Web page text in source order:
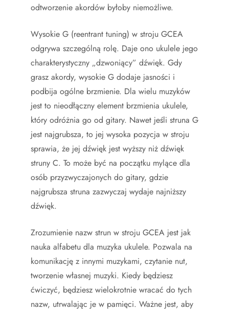
odtworzenie akordów byłoby niemożliwe.
Wysokie G (reentrant tuning) w stroju GCEA
odgrywa szczególną rolę. Daje ono ukulele jego
charakterystyczny „dzwoniący” dźwięk. Gdy
grasz akordy, wysokie G dodaje jasności i
podbija ogólne brzmienie. Dla wielu muzyków
jest to nieodłączny element brzmienia ukulele,
który odróżnia go od gitary. Nawet jeśli struna G
jest najgrubsza, to jej wysoka pozycja w stroju
sprawia, że jej dźwięk jest wyższy niż dźwięk
struny C. To może być na początku mylące dla
osób przyzwyczajonych do gitary, gdzie
najgrubsza struna zazwyczaj wydaje najniższy
dźwięk.
Zrozumienie nazw strun w stroju GCEA jest jak
nauka alfabetu dla muzyka ukulele. Pozwala na
komunikację z innymi muzykami, czytanie nut,
tworzenie własnej muzyki. Kiedy będziesz
ćwiczyć, będziesz wielokrotnie wracać do tych
nazw, utrwalając je w pamięci. Ważne jest, aby